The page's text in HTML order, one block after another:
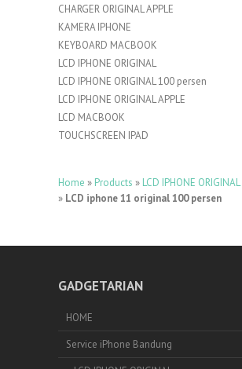
CHARGER ORIGINAL APPLE
KAMERA IPHONE
KEYBOARD MACBOOK
LCD IPHONE ORIGINAL
LCD IPHONE ORIGINAL 100 persen
LCD IPHONE ORIGINAL APPLE
LCD MACBOOK
TOUCHSCREEN IPAD
Home » Products » LCD IPHONE
» LCD iphone 11 original 100 persen
GADGETARIAN
HOME
Service iPhone Bandung